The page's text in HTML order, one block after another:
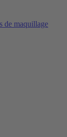
de maquillage